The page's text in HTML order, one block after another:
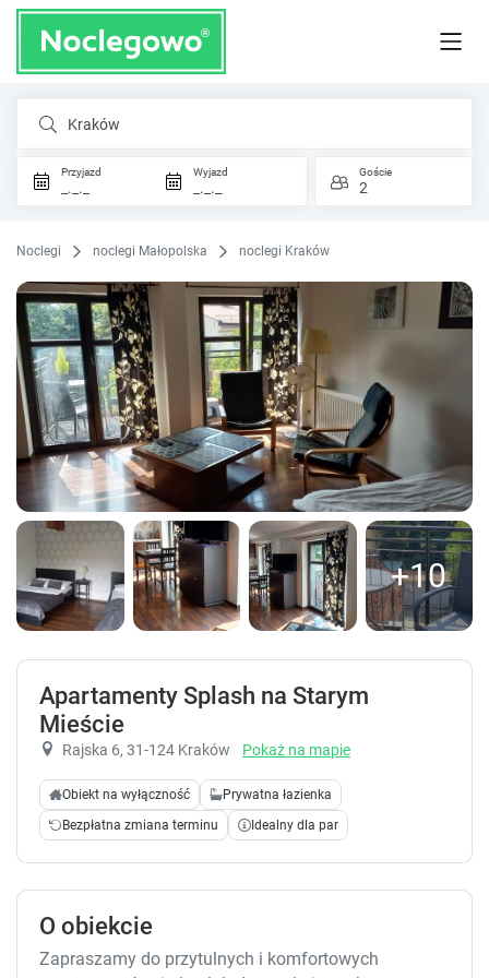
Kraków
Przyjazd
_._._
Wyjazd
_._._
Goście
2
Noclegi noclegi Małopolska noclegi Kraków
+10
Apartamenty Splash na Starym
Mieście
Rajska 6, 31-124 Kraków Pokaż na mapie
Obiekt na wyłączność
Prywatna łazienka
Bezpłatna zmiana terminu
Idealny dla par
O obiekcie
Zapraszamy do przytulnych i komfortowych